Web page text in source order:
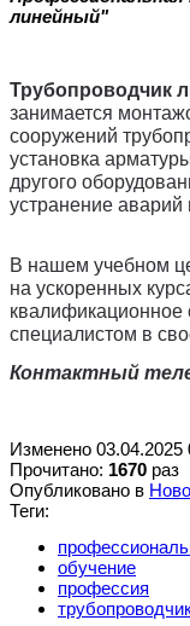
линейный"
Трубопроводчик
занимается
сооружений
установка
другого
устранение
В нашем учебном
на ускоренных
квалификационное
специалистом в
Контактный
Изменено 03.04.2025
Прочитано: 1670 раз
Опубликовано в
Теги:
обучение
профессия